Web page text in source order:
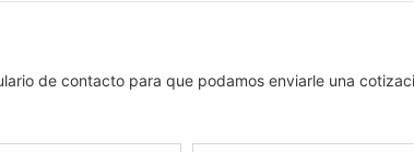
de contacto para que podamos enviarle una